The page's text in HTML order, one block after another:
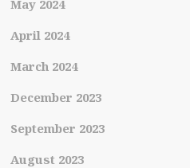
May 2024
April 2024
March 2024
December 2023
September 2023
August 2023